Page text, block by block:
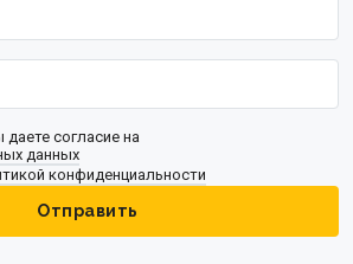
согласие на
данных
конфиденциальности
Отправить